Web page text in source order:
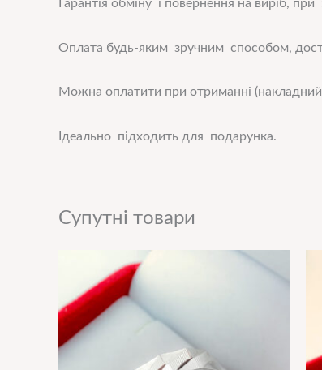
Гарантія обміну і повернення на виріб,
Оплата будь-яким зручним способом,
Можна оплатити при отриманні (накладний
Ідеально підходить для подарунка.
Супутні товари